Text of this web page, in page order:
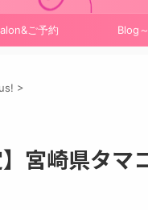
ご予約 Blog
>
】宮崎県タ